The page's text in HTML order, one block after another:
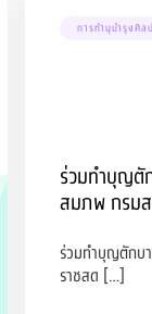
การทำนุบำรุงศิ
ร่วมทำบุญตั
สมภพ กรมส
ร่วมทำบุญตักบ
ราชสด […]